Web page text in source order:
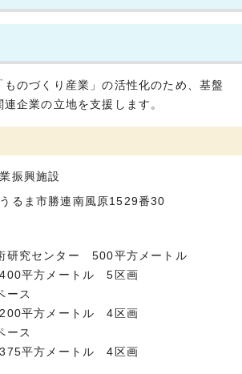
のづくり産業」の活性化のため、基盤
企業の立地を支援します。
振興施設
るま市勝連南風原1529番30
研究センター 500平方メートル
平方メートル 5区画
ース
平方メートル 4区画
ース
平方メートル 4区画